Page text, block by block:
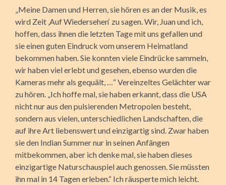
„Meine Damen und Herren, sie hören es an der Musik, es
wird Zeit ‚Auf Wiedersehen‘ zu sagen. Wir, Juan und ich,
hoffen, dass ihnen die letzten Tage mit uns gefallen und
sie einen guten Eindruck vom unserem Heimatland
bekommen haben. Sie konnten viele Eindrücke sammeln,
wir haben viel erlebt und gesehen, ebenso wurden die
Kameras mehr als gequält, …“ Vereinzeltes Gelächter war
zu hören. „Ich hoffe mal, sie haben erkannt, dass die USA
nicht nur aus den pulsierenden Metropolen besteht,
sondern aus vielen, unterschiedlichen Landschaften, die
auf ihre Art liebenswert und einzigartig sind. Zwar haben
sie den Indian Summer nur in seinen Anfängen
mitbekommen, aber ich denke mal, sie haben dieses
einzigartige Naturschauspiel auch genossen. Sie müssten
ihn mal in 14 Tagen erleben.“ Ich räusperte mich leicht.